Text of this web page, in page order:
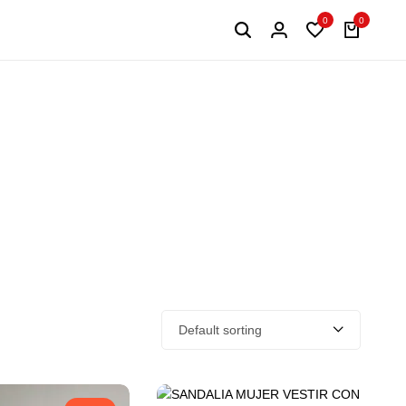
0 0
Default sorting